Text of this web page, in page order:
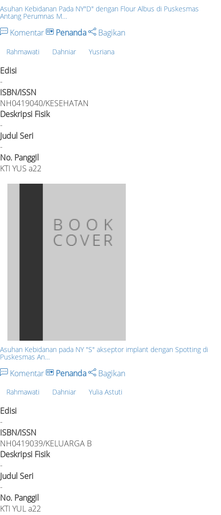
Asuhan Kebidanan Pada NY"D" dengan Flour Albus di Puskesmas
Antang Perumnas M…
Komentar Penanda Bagikan
Rahmawati Dahniar Yusriana
Edisi
-
ISBN/ISSN
NH0419040/KESEHATAN
Deskripsi Fisik
-
Judul Seri
-
No. Panggil
KTI YUS a22
Asuhan Kebidanan pada NY "S" akseptor implant dengan Spotting di
Puskesmas An…
Komentar Penanda Bagikan
Rahmawati Dahniar Yulia Astuti
Edisi
-
ISBN/ISSN
NH0419039/KELUARGA B
Deskripsi Fisik
-
Judul Seri
-
No. Panggil
KTI YUL a22